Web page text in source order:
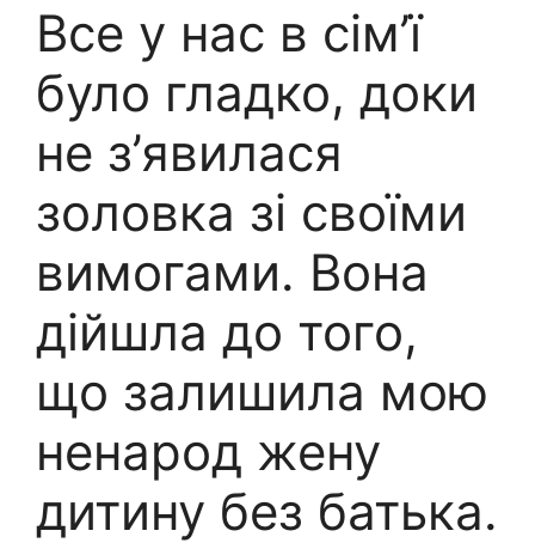
Все у нас в сім’ї
було гладко, доки
не з’явилася
золовка зі своїми
вимогами. Вона
дійшла до того,
що залишила мою
ненарод жену
дитину без батька.